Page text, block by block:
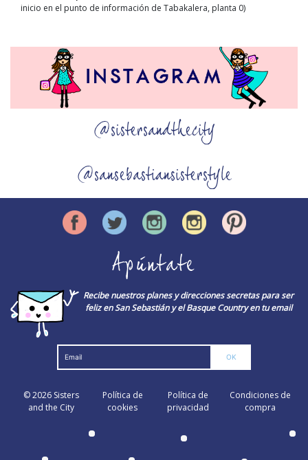
inicio en el punto de información de Tabakalera, planta 0)
@sistersandthecity
@sansebastiansisterstyle
Apúntate
Recibe nuestros planes y direcciones secretas para ser
feliz en San Sebastián y el Basque Country en tu email
© 2026 Sisters
and the City
Política de
cookies
Política de
privacidad
Condiciones de
compra